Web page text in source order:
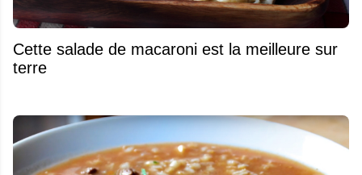
Cette salade de macaroni est la meilleure sur
terre